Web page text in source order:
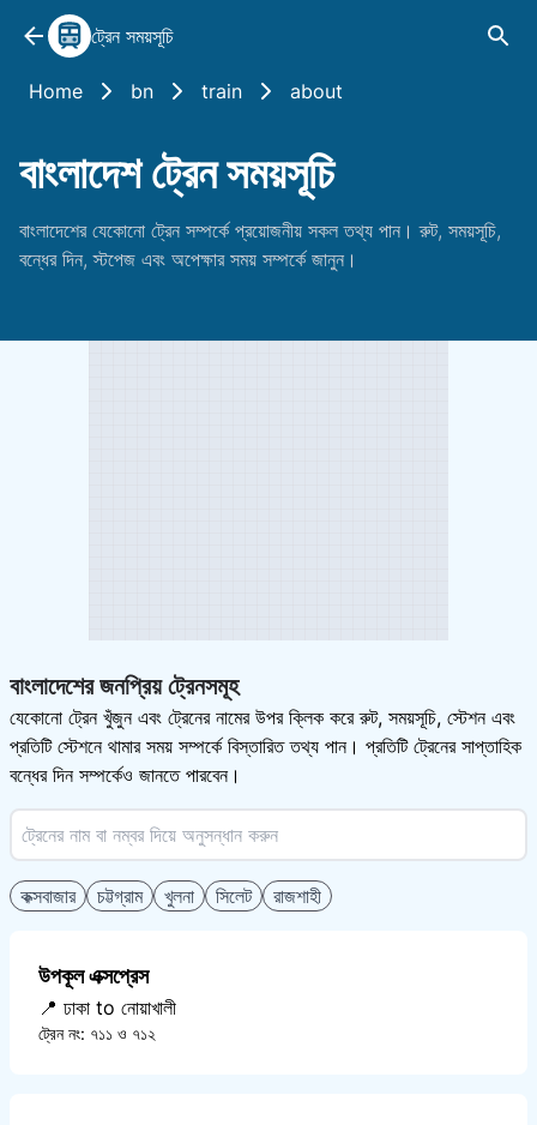
ট্রেন সময়সূচি
Home bn train about
বাংলাদেশ ট্রেন সময়সূচি
বাংলাদেশের যেকোনো ট্রেন সম্পর্কে প্রয়োজনীয় সকল তথ্য পান। রুট, সময়সূচি,
বন্ধের দিন, স্টপেজ এবং অপেক্ষার সময় সম্পর্কে জানুন।
বাংলাদেশের জনপ্রিয় ট্রেনসমূহ
যেকোনো ট্রেন খুঁজুন এবং ট্রেনের নামের উপর ক্লিক করে রুট, সময়সূচি, স্টেশন এবং
প্রতিটি স্টেশনে থামার সময় সম্পর্কে বিস্তারিত তথ্য পান। প্রতিটি ট্রেনের সাপ্তাহিক
বন্ধের দিন সম্পর্কেও জানতে পারবেন।
কক্সবাজার চট্টগ্রাম খুলনা সিলেট রাজশাহী
উপকূল এক্সপ্রেস
📍 ঢাকা to নোয়াখালী
ট্রেন নং: ৭১১ ও ৭১২